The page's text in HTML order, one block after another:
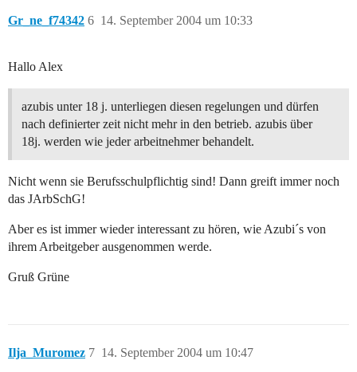
Gr_ne_f74342 14. September 2004 um 10:33
6
Hallo Alex
azubis unter 18 j. unterliegen diesen regelungen und dürfen
nach definierter zeit nicht mehr in den betrieb. azubis über
18j. werden wie jeder arbeitnehmer behandelt.
Nicht wenn sie Berufsschulpflichtig sind! Dann greift immer noch
das JArbSchG!
Aber es ist immer wieder interessant zu hören, wie Azubi´s von
ihrem Arbeitgeber ausgenommen werde.
Gruß Grüne
Ilja_Muromez 14. September 2004 um 10:47
7